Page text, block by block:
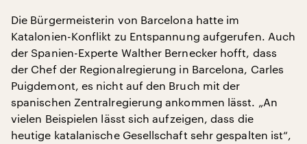
Die Bürgermeisterin von Barcelona hatte im
Katalonien-Konflikt zu Entspannung aufgerufen. Auch
der Spanien-Experte Walther Bernecker hofft, dass
der Chef der Regionalregierung in Barcelona, Carles
Puigdemont, es nicht auf den Bruch mit der
spanischen Zentralregierung ankommen lässt. „An
vielen Beispielen lässt sich aufzeigen, dass die
heutige katalanische Gesellschaft sehr gespalten ist“,